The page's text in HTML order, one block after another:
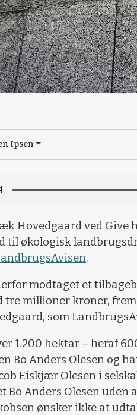
Ipsen
Hovedgaard ved Give
til økologisk
.
modtaget et
tre millioner kroner,
som
1.200 hektar – heraf
Bo Anders Olesen og
Eiskjær Olesen i
Bo Anders Olesen uden
ønsker ikke at